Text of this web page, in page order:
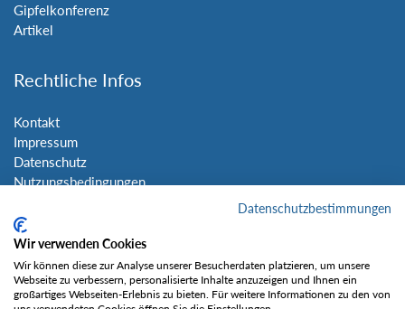
Gipfelkonferenz
Artikel
Rechtliche Infos
Kontakt
Impressum
Datenschutz
Nutzungsbedingungen
Social Media
Datenschutzbestimmungen
Wir verwenden Cookies
Wir können diese zur Analyse unserer Besucherdaten platzieren, um unsere
Webseite zu verbessern, personalisierte Inhalte anzuzeigen und Ihnen ein
großartiges Webseiten-Erlebnis zu bieten. Für weitere Informationen zu den von